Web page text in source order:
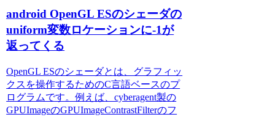
android OpenGL ESのシェーダの
uniform変数ロケーションに-1が
返ってくる
OpenGL ESのシェーダとは、グラフィッ
クスを操作するためのC言語ベースのプ
ログラムです。例えば、cyberagent製の
GPUImageのGPUImageContrastFilterのフ